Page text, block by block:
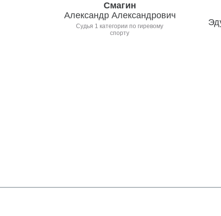
Смагин
Александр Александрович
Судья 1 категории по гиревому
спорту